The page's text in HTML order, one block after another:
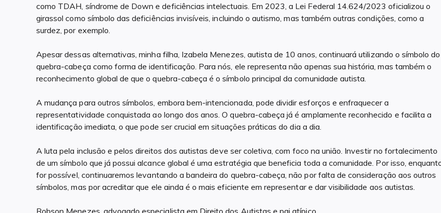
como TDAH, síndrome de Down e deficiências intelectuais. Em 2023, a Lei Federal 14.624/2023 oficializou o
girassol como símbolo das deficiências invisíveis, incluindo o autismo, mas também outras condições, como a
surdez, por exemplo.
Apesar dessas alternativas, minha filha, Izabela Menezes, autista de 10 anos, continuará utilizando o símbolo do
quebra-cabeça como forma de identificação. Para nós, ele representa não apenas sua história, mas também o
reconhecimento global de que o quebra-cabeça é o símbolo principal da comunidade autista.
A mudança para outros símbolos, embora bem-intencionada, pode dividir esforços e enfraquecer a
representatividade conquistada ao longo dos anos. O quebra-cabeça já é amplamente reconhecido e facilita a
identificação imediata, o que pode ser crucial em situações práticas do dia a dia.
A luta pela inclusão e pelos direitos dos autistas deve ser coletiva, com foco na união. Investir no fortalecimento
de um símbolo que já possui alcance global é uma estratégia que beneficia toda a comunidade. Por isso,
for possível, continuaremos levantando a bandeira do quebra-cabeça, não por falta de consideração aos outros
símbolos, mas por acreditar que ele ainda é o mais eficiente em representar e dar visibilidade aos autistas.
Robson Menezes, advogado especialista em Direito dos Autistas e pai atípico